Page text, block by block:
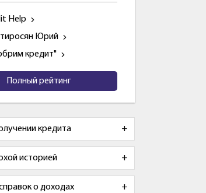
Help
Юрий
кредит"
Полный рейтинг
кредита
историей
о доходах